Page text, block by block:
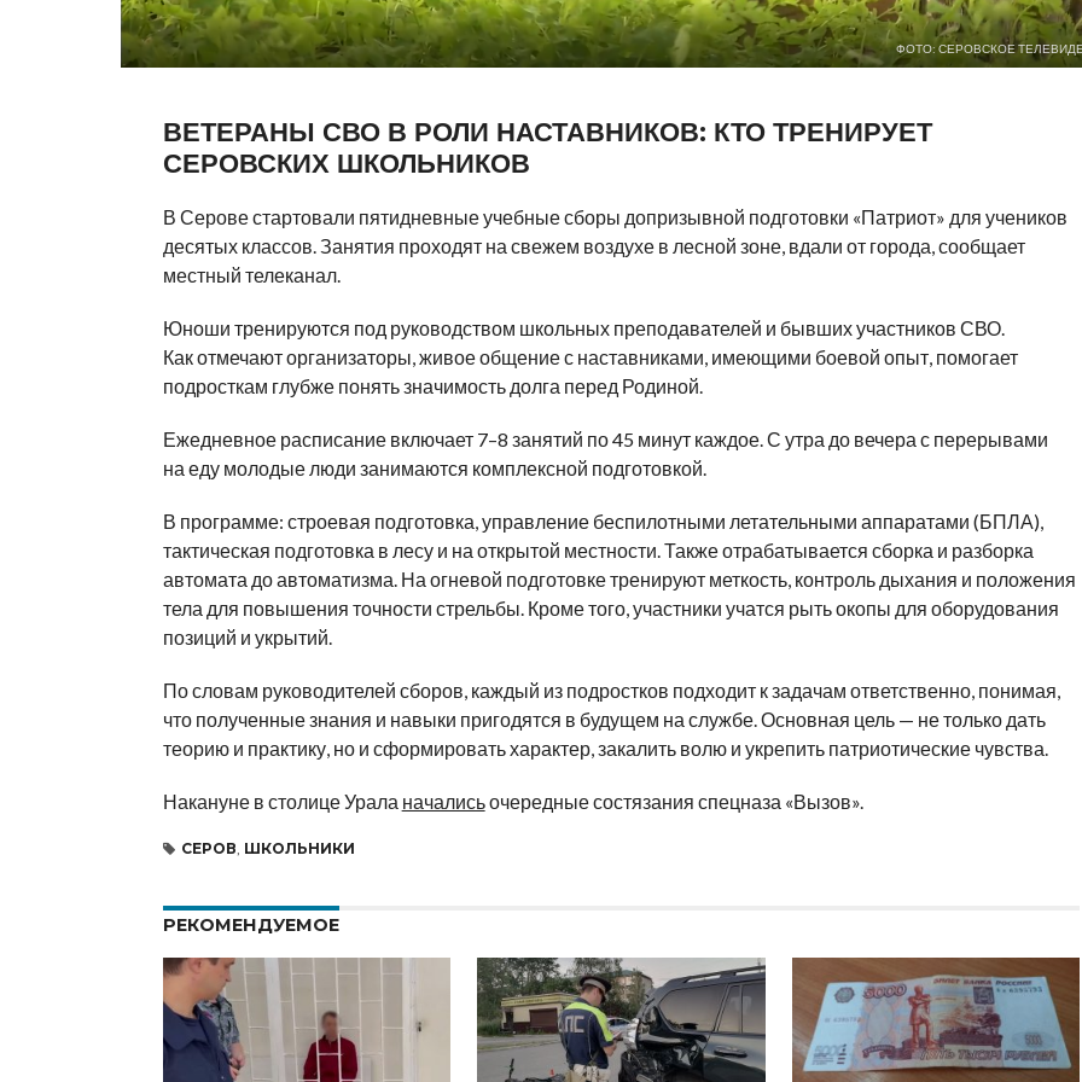
ФОТО: СЕРОВСКОЕ
ВЕТЕРАНЫ СВО В РОЛИ НАСТАВНИКОВ: КТО ТРЕНИРУЕТ
СЕРОВСКИХ ШКОЛЬНИКОВ
В Серове стартовали пятидневные учебные сборы допризывной подготовки «Патриот» для учеников
десятых классов. Занятия проходят на свежем воздухе в лесной зоне, вдали от города, сообщает
местный телеканал.
Юноши тренируются под руководством школьных преподавателей и бывших участников СВО.
Как отмечают организаторы, живое общение с наставниками, имеющими боевой опыт, помогает
подросткам глубже понять значимость долга перед Родиной.
Ежедневное расписание включает 7–8 занятий по 45 минут каждое. С утра до вечера с перерывами
на еду молодые люди занимаются комплексной подготовкой.
В программе: строевая подготовка, управление беспилотными летательными аппаратами (БПЛА),
тактическая подготовка в лесу и на открытой местности. Также отрабатывается сборка и разборка
автомата до автоматизма. На огневой подготовке тренируют меткость, контроль дыхания и положения
тела для повышения точности стрельбы. Кроме того, участники учатся рыть окопы для оборудования
позиций и укрытий.
По словам руководителей сборов, каждый из подростков подходит к задачам ответственно, понимая,
что полученные знания и навыки пригодятся в будущем на службе. Основная цель — не только дать
теорию и практику, но и сформировать характер, закалить волю и укрепить патриотические чувства.
Накануне в столице Урала началисьочередные состязания спецназа «Вызов».
СЕРОВ, ШКОЛЬНИКИ
РЕКОМЕНДУЕМОЕ